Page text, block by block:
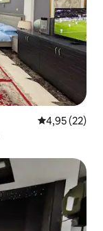
Vidutinis
4,95 (22)